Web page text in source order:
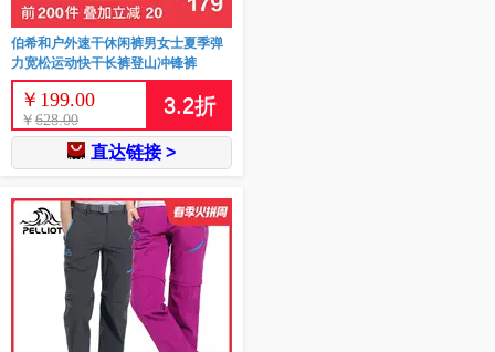
伯希和户外速干休闲裤男女士夏季弹
力宽松运动快干长裤登山冲锋裤
￥ 199.00
￥ 628.00
3.2折
直达链接 >